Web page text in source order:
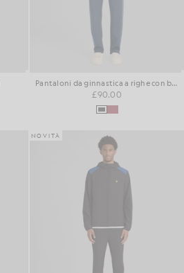
Pantaloni da ginnastica a righe con bordino
£90.00
NOVITÀ